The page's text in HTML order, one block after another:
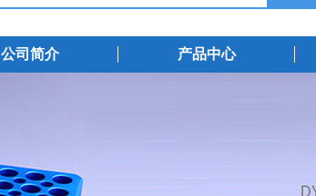
公司简介 产品中心